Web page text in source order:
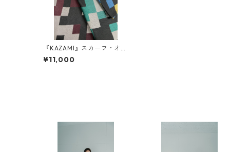
『KAZAMI』スカーフ・オリ
ジナルカモフラ柄
¥11,000